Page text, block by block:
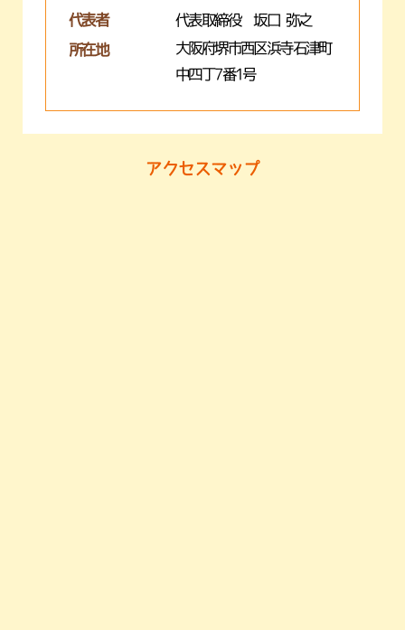
代表者 代表取締役 坂口 弥之
所在地
大阪府堺市西区浜寺石津町
中四丁7番1号
アクセスマップ